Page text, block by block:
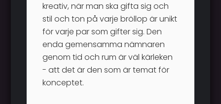
kreativ, när man ska gifta sig och
stil och ton på varje bröllop är unikt
för varje par som gifter sig. Den
enda gemensamma nämnaren
genom tid och rum är väl kärleken
- att det är den som är temat för
konceptet.